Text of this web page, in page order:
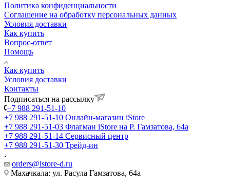
Политика конфиденциальности
Соглашение на обработку персональных данных
Условия доставки
Как купить
Вопрос-ответ
Помощь
Как купить
Условия доставки
Контакты
Подписаться на рассылку
+7 988 291-51-10
+7 988 291-51-10 Онлайн-магазин iStore
+7 988 291-51-03 Флагман iStore на Р. Гамзатова, 64а
+7 988 291-51-14 Сервисный центр
+7 988 291-51-30 Трейд-ин
orders@istore-d.ru
Махачкала: ул. Расула Гамзатова, 64а